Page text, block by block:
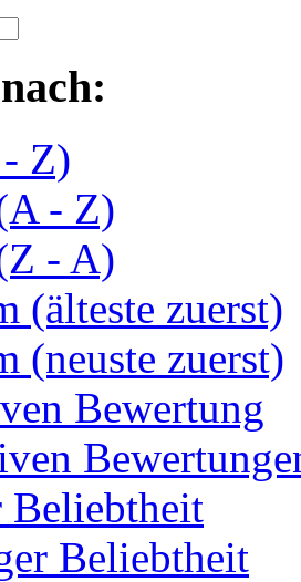
Z)
- Z)
- A)
(älteste zuerst)
(neuste zuerst)
Bewertung
Beliebtheit
Beliebtheit